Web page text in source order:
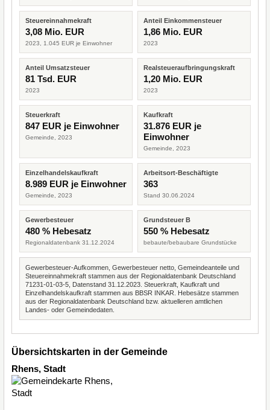
Steuereinnahmekraft
3,08 Mio. EUR
2023, 1.045 EUR je Einwohner
Anteil Einkommensteuer
1,86 Mio. EUR
2023
Anteil Umsatzsteuer
81 Tsd. EUR
2023
Realsteueraufbringungskraft
1,20 Mio. EUR
2023
Steuerkraft
847 EUR je Einwohner
Gemeinde, 2023
Kaufkraft
31.876 EUR je
Einwohner
Gemeinde, 2023
Einzelhandelskaufkraft
8.989 EUR je Einwohner
Gemeinde, 2023
Arbeitsort-Beschäftigte
363
Stand 30.06.2024
Gewerbesteuer
480 % Hebesatz
Regionaldatenbank 31.12.2024
Grundsteuer B
550 % Hebesatz
bebaute/bebaubare Grundstücke
Gewerbesteuer-Aufkommen, Gewerbesteuer netto, Gemeindeanteile und
Steuereinnahmekraft stammen aus der Regionaldatenbank Deutschland
71231-01-03-5, Datenstand 31.12.2023. Steuerkraft, Kaufkraft und
Einzelhandelskaufkraft stammen aus BBSR INKAR. Hebesätze stammen
aus der Regionaldatenbank Deutschland bzw. aktuelleren amtlichen
Landes- oder Gemeindedaten.
Übersichtskarten in der Gemeinde
Rhens, Stadt